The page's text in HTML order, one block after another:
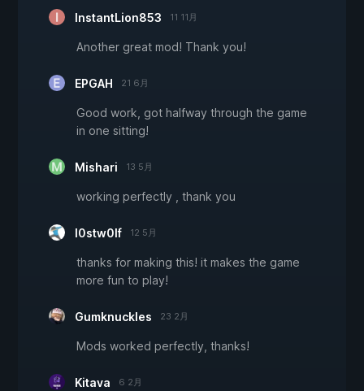
InstantLion853 11 11月
Another great mod! Thank you!
EPGAH 21 6月
Good work, got halfway through the game
in one sitting!
Mishari 13 5月
working perfectly , thank you
l0stw0lf 12 5月
thanks for making this! it makes the game
more fun to play!
Gumknuckles 23 2月
Mods worked perfectly, thanks!
Kitava 6 2月